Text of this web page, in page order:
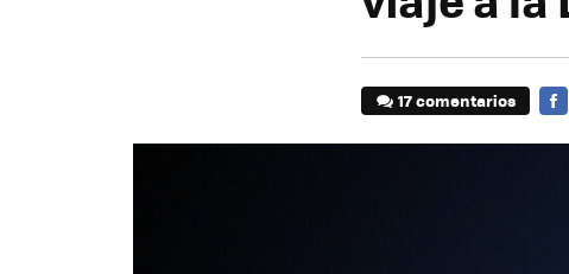
17 comentarios